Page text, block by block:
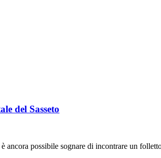
del Sasseto
possibile sognare di incontrare un